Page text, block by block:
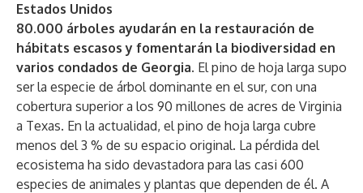
Estados Unidos
80.000 árboles ayudarán en la restauración de
hábitats escasos y fomentarán la biodiversidad en
varios condados de Georgia. El pino de hoja larga supo
ser la especie de árbol dominante en el sur, con una
cobertura superior a los 90 millones de acres de Virginia
a Texas. En la actualidad, el pino de hoja larga cubre
menos del 3 % de su espacio original. La pérdida del
ecosistema ha sido devastadora para las casi 600
especies de animales y plantas que dependen de él. A